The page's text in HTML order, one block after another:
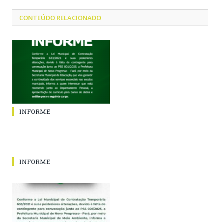
CONTEÚDO RELACIONADO
INFORME
INFORME